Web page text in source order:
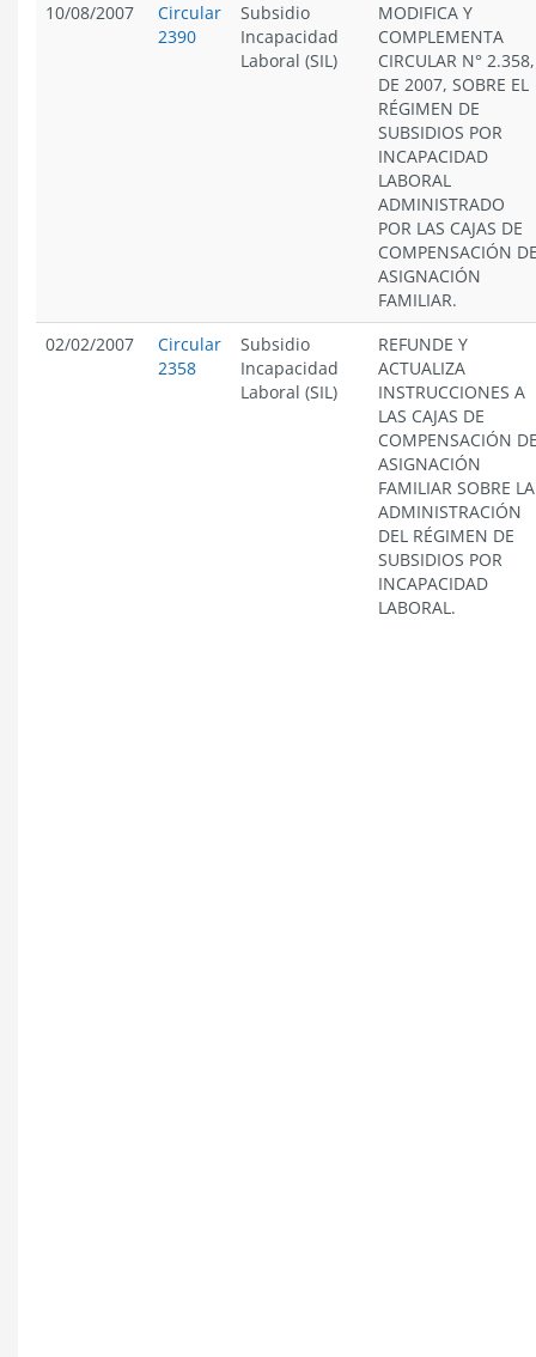
10/08/2007
Circular
2390
Subsidio
Incapacidad
Laboral (SIL)
MODIFICA Y
COMPLEMENTA
CIRCULAR N° 2.358,
DE 2007, SOBRE EL
RÉGIMEN DE
SUBSIDIOS POR
INCAPACIDAD
LABORAL
ADMINISTRADO
POR LAS CAJAS DE
COMPENSACIÓN
ASIGNACIÓN
FAMILIAR.
02/02/2007
Circular
2358
Subsidio
Incapacidad
Laboral (SIL)
REFUNDE Y
ACTUALIZA
INSTRUCCIONES A
LAS CAJAS DE
COMPENSACIÓN
ASIGNACIÓN
FAMILIAR SOBRE LA
ADMINISTRACIÓN
DEL RÉGIMEN DE
SUBSIDIOS POR
INCAPACIDAD
LABORAL.